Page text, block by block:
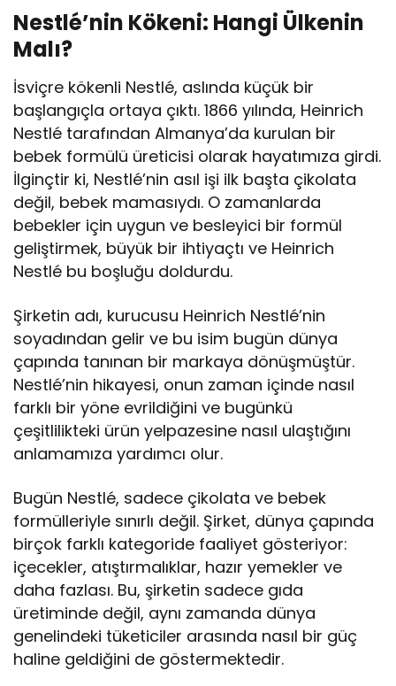
Nestlé’nin Kökeni: Hangi Ülkenin
Malı?
İsviçre kökenli Nestlé, aslında küçük bir
başlangıçla ortaya çıktı. 1866 yılında, Heinrich
Nestlé tarafından Almanya’da kurulan bir
bebek formülü üreticisi olarak hayatımıza girdi.
İlginçtir ki, Nestlé’nin asıl işi ilk başta çikolata
değil, bebek mamasıydı. O zamanlarda
bebekler için uygun ve besleyici bir formül
geliştirmek, büyük bir ihtiyaçtı ve Heinrich
Nestlé bu boşluğu doldurdu.
Şirketin adı, kurucusu Heinrich Nestlé’nin
soyadından gelir ve bu isim bugün dünya
çapında tanınan bir markaya dönüşmüştür.
Nestlé’nin hikayesi, onun zaman içinde nasıl
farklı bir yöne evrildiğini ve bugünkü
çeşitlilikteki ürün yelpazesine nasıl ulaştığını
anlamamıza yardımcı olur.
Bugün Nestlé, sadece çikolata ve bebek
formülleriyle sınırlı değil. Şirket, dünya çapında
birçok farklı kategoride faaliyet gösteriyor:
içecekler, atıştırmalıklar, hazır yemekler ve
daha fazlası. Bu, şirketin sadece gıda
üretiminde değil, aynı zamanda dünya
genelindeki tüketiciler arasında nasıl bir güç
haline geldiğini de göstermektedir.